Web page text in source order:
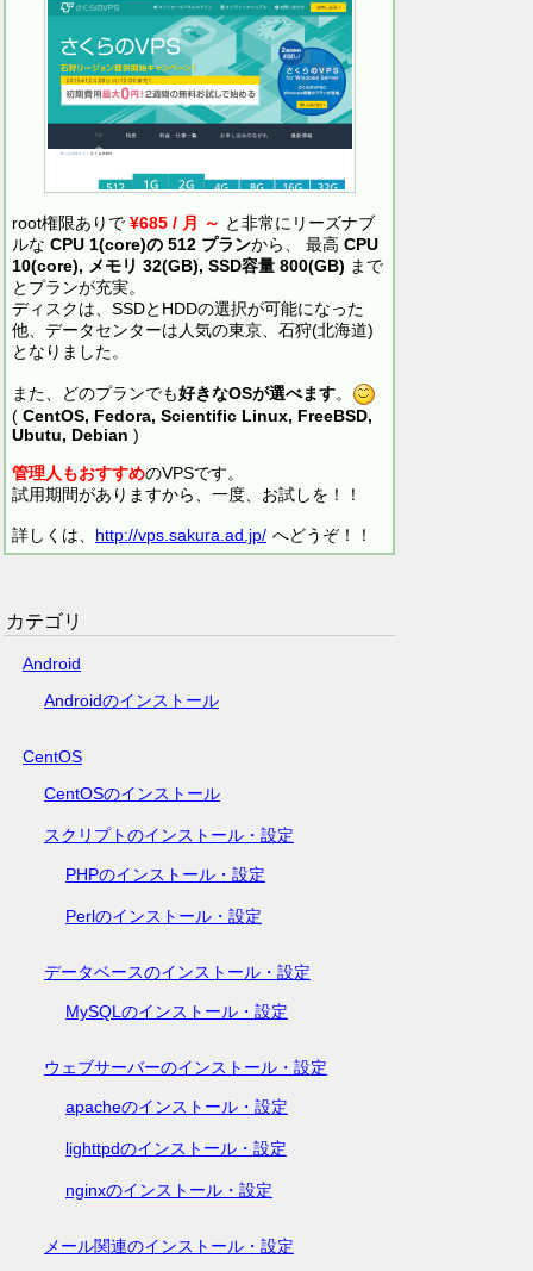
root権限ありで ¥685 / 月 ～ と非常にリーズナブ
ルな CPU 1(core)の 512 プランから、 最高 CPU
10(core), メモリ 32(GB), SSD容量 800(GB) まで
とプランが充実。
ディスクは、SSDとHDDの選択が可能になった
他、データセンターは人気の東京、石狩(北海道)
となりました。
また、どのプランでも好きなOSが選べます。
( CentOS, Fedora, Scientific Linux, FreeBSD,
Ubutu, Debian )
管理人もおすすめのVPSです。
試用期間がありますから、一度、お試しを！！
詳しくは、 http://vps.sakura.ad.jp/ へどうぞ！！
カテゴリ
Android
Androidのインストール
CentOS
CentOSのインストール
スクリプトのインストール・設定
PHPのインストール・設定
Perlのインストール・設定
データベースのインストール・設定
MySQLのインストール・設定
ウェブサーバーのインストール・設定
apacheのインストール・設定
lighttpdのインストール・設定
nginxのインストール・設定
メール関連のインストール・設定